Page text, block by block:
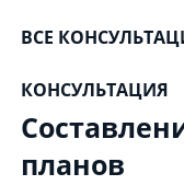
ВСЕ
КОНСУЛЬТАЦИЯ
планов